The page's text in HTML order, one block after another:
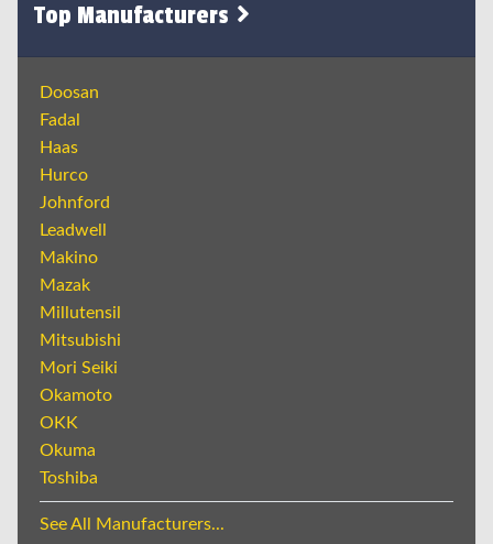
Top Manufacturers
Doosan
Fadal
Haas
Hurco
Johnford
Leadwell
Makino
Mazak
Millutensil
Mitsubishi
Mori Seiki
Okamoto
OKK
Okuma
Toshiba
See All Manufacturers...